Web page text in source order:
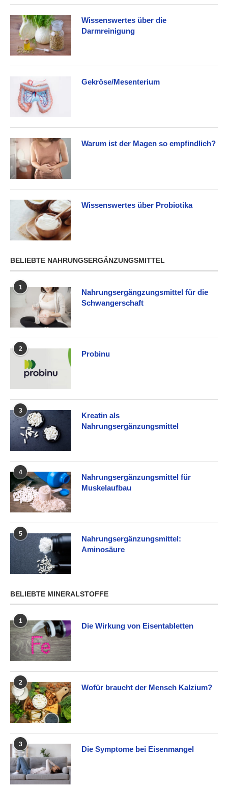
Wissenswertes über die
Darmreinigung
Gekröse/Mesenterium
Warum ist der Magen so empfindlich?
Wissenswertes über Probiotika
BELIEBTE NAHRUNGSERGÄNZUNGSMITTEL
1
Nahrungsergängzungsmittel für die
Schwangerschaft
2
Probinu
3
Kreatin als
Nahrungsergänzungsmittel
4
Nahrungsergänzungsmittel für
Muskelaufbau
5
Nahrungsergänzungsmittel:
Aminosäure
BELIEBTE MINERALSTOFFE
1
Die Wirkung von Eisentabletten
2
Wofür braucht der Mensch Kalzium?
3
Die Symptome bei Eisenmangel